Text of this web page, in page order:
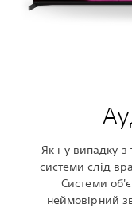
Як і у випадку з
системи слід
Системи
неймовірний